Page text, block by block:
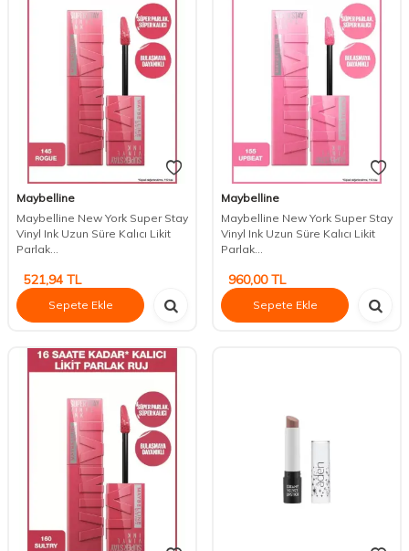
Maybelline
Maybelline New York Super Stay
Vinyl Ink Uzun Süre Kalıcı Likit
Parlak...
521,94 TL
Sepete Ekle
Maybelline
Maybelline New York Super Stay
Vinyl Ink Uzun Süre Kalıcı Likit
Parlak...
960,00TL
Sepete Ekle